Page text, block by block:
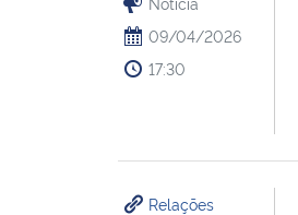
09/04/2026
17:30
Relações